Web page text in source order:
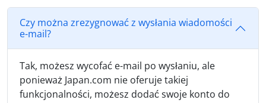
Czy można zrezygnować z wysłania wiadomości
e-mail?
Tak, możesz wycofać e-mail po wysłaniu, ale
ponieważ Japan.com nie oferuje takiej
funkcjonalności, możesz dodać swoje konto do